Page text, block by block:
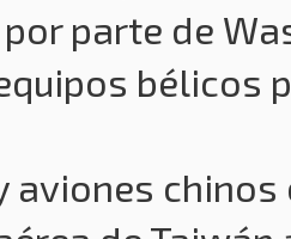
parte de
bélicos
aviones